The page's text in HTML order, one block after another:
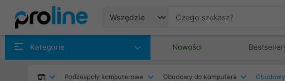
Kategorie Nowości
Podzespoły komputerowe Obudowy do komputera